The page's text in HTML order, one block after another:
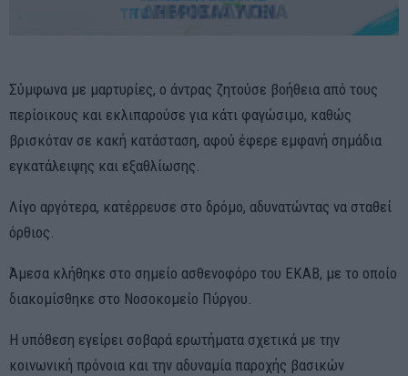
Σύμφωνα με μαρτυρίες, ο άντρας ζητούσε βοήθεια από τους
περίοικους και εκλιπαρούσε για κάτι φαγώσιμο, καθώς
βρισκόταν σε κακή κατάσταση, αφού έφερε εμφανή σημάδια
εγκατάλειψης και εξαθλίωσης.
Λίγο αργότερα, κατέρρευσε στο δρόμο, αδυνατώντας να σταθεί
όρθιος.
Άμεσα κλήθηκε στο σημείο ασθενοφόρο του ΕΚΑΒ, με το οποίο
διακομίσθηκε στο Νοσοκομείο Πύργου.
Η υπόθεση εγείρει σοβαρά ερωτήματα σχετικά με την
κοινωνική πρόνοια και την αδυναμία παροχής βασικών